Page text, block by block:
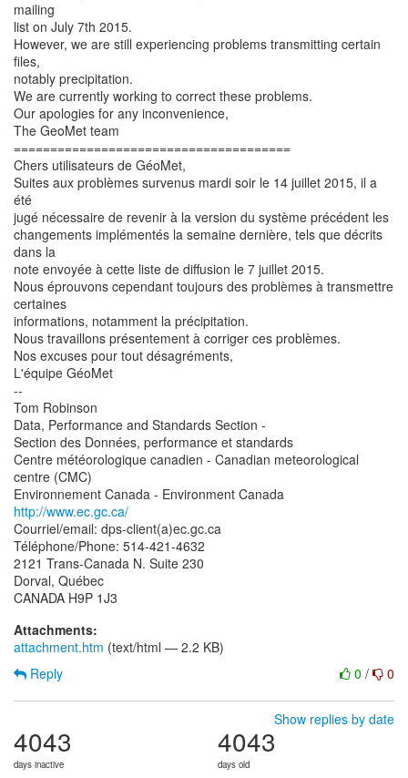
mailing
list on July 7th 2015.
However, we are still experiencing problems transmitting certain
files,
notably precipitation.
We are currently working to correct these problems.
Our apologies for any inconvenience,
The GeoMet team
======================================
Chers utilisateurs de GéoMet,
Suites aux problèmes survenus mardi soir le 14 juillet 2015, il a
été
jugé nécessaire de revenir à la version du système précédent les
changements implémentés la semaine dernière, tels que décrits
dans la
note envoyée à cette liste de diffusion le 7 juillet 2015.
Nous éprouvons cependant toujours des problèmes à transmettre
certaines
informations, notamment la précipitation.
Nous travaillons présentement à corriger ces problèmes.
Nos excuses pour tout désagréments,
L'équipe GéoMet
--
Tom Robinson
Data, Performance and Standards Section -
Section des Données, performance et standards
Centre météorologique canadien - Canadian meteorological
centre (CMC)
http://www.ec.gc.ca/
Courriel/email: dps-client(a)ec.gc.ca
Téléphone/Phone: 514-421-4632
2121 Trans-Canada N. Suite 230
Dorval, Québec
Attachments:
attachment.htm (text/html — 2.2 KB)
0 / 0
Reply
Show replies by date
4043
days inactive
4043
days old